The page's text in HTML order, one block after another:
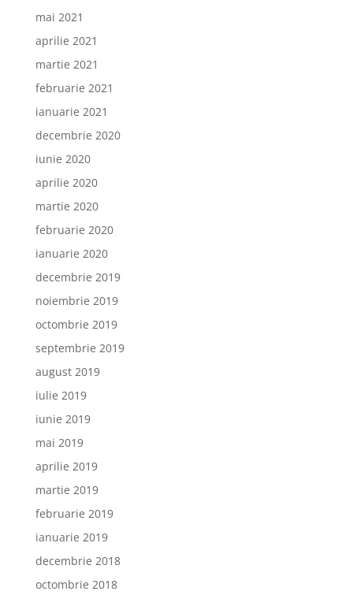
mai 2021
aprilie 2021
martie 2021
februarie 2021
ianuarie 2021
decembrie 2020
iunie 2020
aprilie 2020
martie 2020
februarie 2020
ianuarie 2020
decembrie 2019
noiembrie 2019
octombrie 2019
septembrie 2019
august 2019
iulie 2019
iunie 2019
mai 2019
aprilie 2019
martie 2019
februarie 2019
ianuarie 2019
decembrie 2018
octombrie 2018